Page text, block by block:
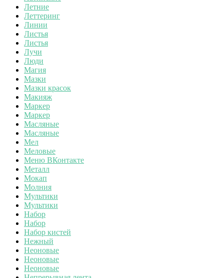
Летние
Леттеринг
Линии
Листья
Листья
Лучи
Люди
Магия
Мазки
Мазки красок
Макияж
Маркер
Маркер
Масляные
Масляные
Мел
Меловые
Меню ВКонтакте
Металл
Мокап
Молния
Мультики
Мультики
Набор
Набор
Набор кистей
Нежный
Неоновые
Неоновые
Неоновые